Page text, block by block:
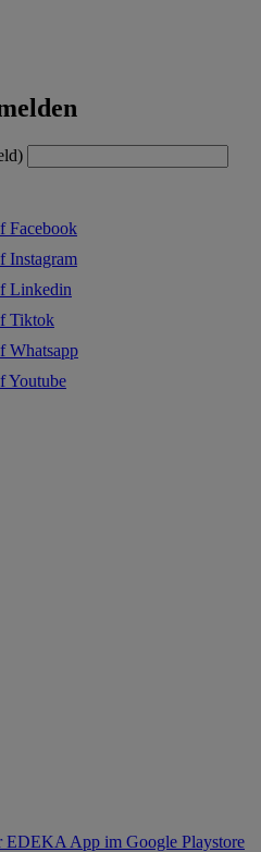
Facebook
Instagram
Linkedin
Tiktok
Whatsapp
Youtube
EDEKA App im Google Playstore